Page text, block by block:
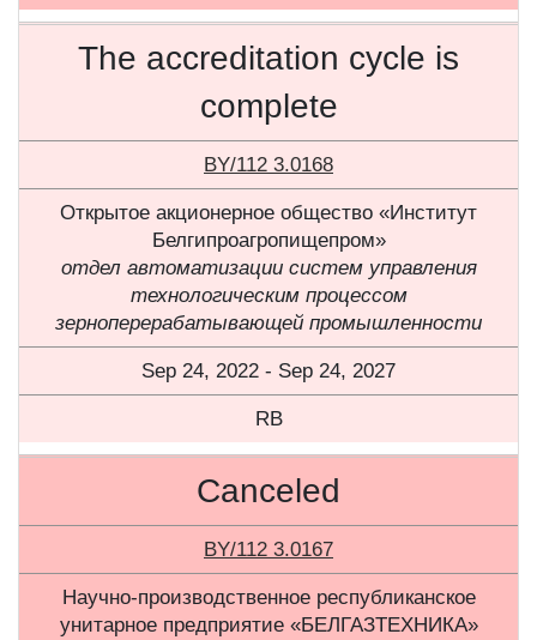
The accreditation cycle is
complete
BY/112 3.0168
Открытое акционерное общество «Институт
Белгипроагропищепром»
отдел автоматизации систем управления
технологическим процессом
зерноперерабатывающей промышленности
Sep 24, 2022 - Sep 24, 2027
RB
Canceled
BY/112 3.0167
Научно-производственное республиканское
унитарное предприятие «БЕЛГАЗТЕХНИКА»